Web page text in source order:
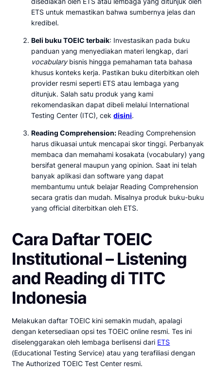
ETS untuk memastikan bahwa sumbernya jelas dan
kredibel.
Beli buku TOEIC terbaik: Investasikan pada buku
panduan yang menyediakan materi lengkap, dari
vocabularybisnis hingga pemahaman tata bahasa
khusus konteks kerja. Pastikan buku diterbitkan oleh
provider resmi seperti ETS atau lembaga yang
ditunjuk. Salah satu produk yang kami
rekomendasikan dapat dibeli melalui International
Testing Center (ITC), cekdisini.
Reading Comprehension: Reading Comprehension
harus dikuasai untuk mencapai skor tinggi. Perbanyak
membaca dan memahami kosakata (vocabulary) yang
bersifat general maupun yang opinion. Saat ini telah
banyak aplikasi dan software yang dapat
membantumu untuk belajar Reading Comprehension
secara gratis dan mudah. Misalnya produk buku-buku
yang official diterbitkan oleh ETS.
Cara Daftar TOEIC
Institutional – Listening
and Reading di TITC
Indonesia
Melakukan daftar TOEIC kini semakin mudah, apalagi
dengan ketersediaan opsi tes TOEIC online resmi. Tes ini
diselenggarakan oleh lembaga berlisensi dari ETS
(Educational Testing Service) atau yang terafiliasi dengan
The Authorized TOEIC Test Center resmi.